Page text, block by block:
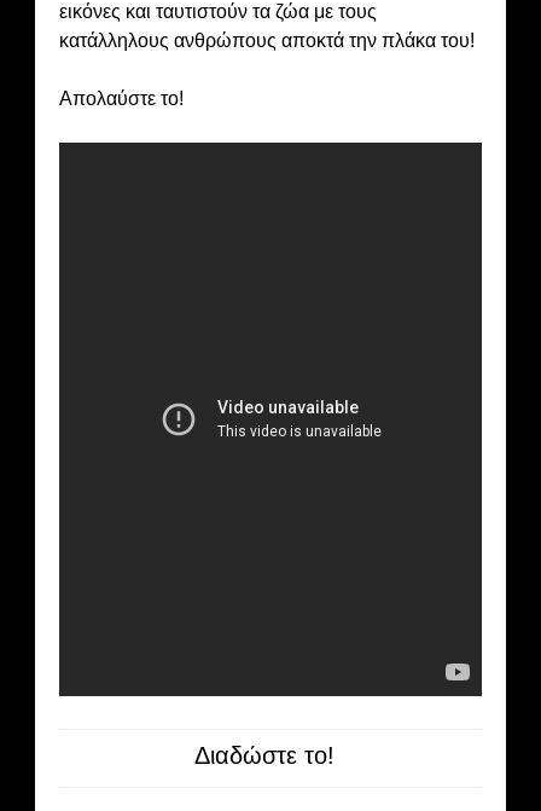
εικόνες και ταυτιστούν τα ζώα με τους
κατάλληλους ανθρώπους αποκτά την πλάκα του!
Απολαύστε το!
Διαδώστε το!